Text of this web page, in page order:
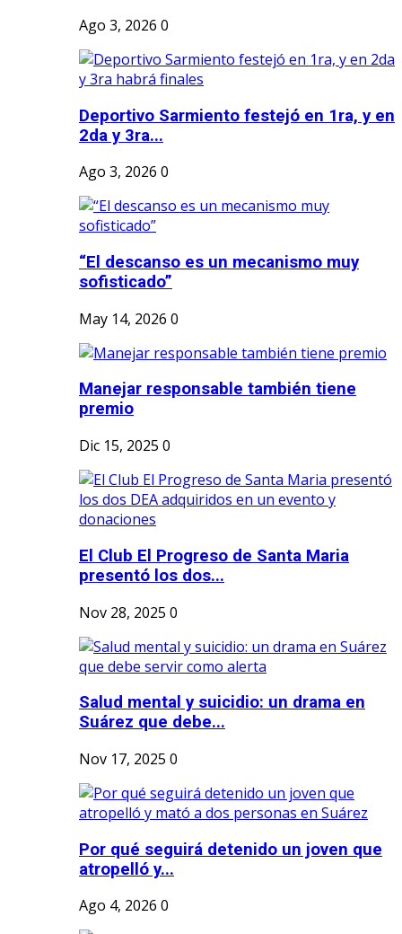
Ago 3, 2026 0
Deportivo Sarmiento festejó en 1ra, y en
2da y 3ra...
Ago 3, 2026 0
“El descanso es un mecanismo muy
sofisticado”
May 14, 2026 0
Manejar responsable también tiene
premio
Dic 15, 2025 0
El Club El Progreso de Santa Maria
presentó los dos...
Nov 28, 2025 0
Salud mental y suicidio: un drama en
Suárez que debe...
Nov 17, 2025 0
Por qué seguirá detenido un joven que
atropelló y...
Ago 4, 2026 0